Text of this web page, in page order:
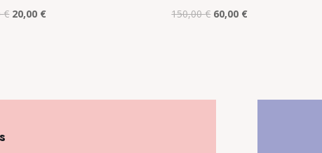
€ Original
20,00 € 150,00€ Original
60,00 €